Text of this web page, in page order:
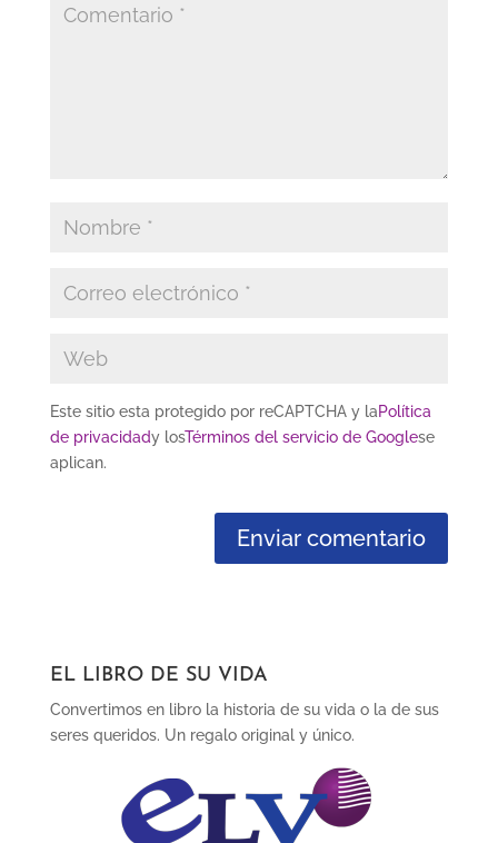
Este sitio esta protegido por reCAPTCHA y laPolítica
de privacidady losTérminos del servicio de Googlese
aplican.
EL LIBRO DE SU VIDA
Convertimos en libro la historia de su vida o la de sus
seres queridos. Un regalo original y único.